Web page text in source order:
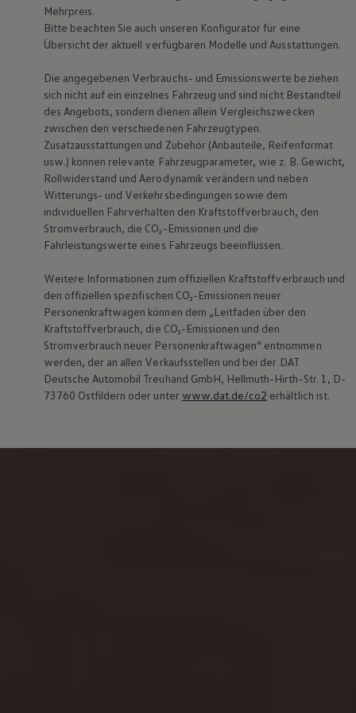
Fahrzeugabholung ab Werk
Uptime
Mehrpreis.
Bitte beachten Sie auch unseren Konfigurator für eine
Übersicht der aktuell verfügbaren Modelle und Ausstattungen.
Die angegebenen Verbrauchs- und Emissionswerte beziehen
sich nicht auf ein einzelnes Fahrzeug und sind nicht Bestandteil
des Angebots, sondern dienen allein Vergleichszwecken
zwischen den verschiedenen Fahrzeugtypen.
Zusatzausstattungen und Zubehör (Anbauteile, Reifenformat
usw.) können relevante Fahrzeugparameter, wie z. B. Gewicht,
Rollwiderstand und Aerodynamik verändern und neben
Witterungs- und Verkehrsbedingungen sowie dem
individuellen Fahrverhalten den Kraftstoffverbrauch, den
Stromverbrauch, die CO₂-Emissionen und die
Fahrleistungswerte eines Fahrzeugs beeinflussen.
Weitere Informationen zum offiziellen Kraftstoffverbrauch und
den offiziellen spezifischen CO₂-Emissionen neuer
Personenkraftwagen können dem „Leitfaden über den
Kraftstoffverbrauch, die CO₂-Emissionen und den
Stromverbrauch neuer Personenkraftwagen“ entnommen
werden, der an allen Verkaufsstellen und bei der DAT
Deutsche Automobil Treuhand GmbH, Hellmuth-Hirth-Str. 1, D-
73760 Ostfildern oder unter www.dat.de/co2 erhältlich ist.